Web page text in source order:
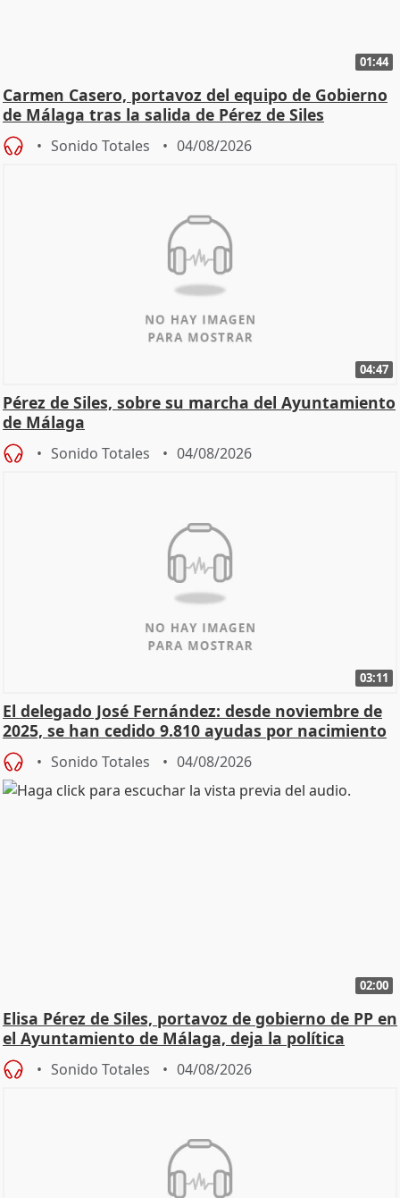
01:44
Carmen Casero, portavoz del equipo de Gobierno
de Málaga tras la salida de Pérez de Siles
Sonido Totales 04/08/2026
04:47
Pérez de Siles, sobre su marcha del Ayuntamiento
de Málaga
Sonido Totales 04/08/2026
03:11
El delegado José Fernández: desde noviembre de
2025, se han cedido 9.810 ayudas por nacimiento
Sonido Totales 04/08/2026
02:00
Elisa Pérez de Siles, portavoz de gobierno de PP en
el Ayuntamiento de Málaga, deja la política
Sonido Totales 04/08/2026